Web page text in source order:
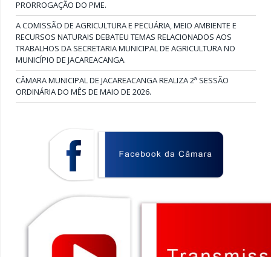
PRORROGAÇÃO DO PME.
A COMISSÃO DE AGRICULTURA E PECUÁRIA, MEIO AMBIENTE E
RECURSOS NATURAIS DEBATEU TEMAS RELACIONADOS AOS
TRABALHOS DA SECRETARIA MUNICIPAL DE AGRICULTURA NO
MUNICÍPIO DE JACAREACANGA.
CÂMARA MUNICIPAL DE JACAREACANGA REALIZA 2ª SESSÃO
ORDINÁRIA DO MÊS DE MAIO DE 2026.